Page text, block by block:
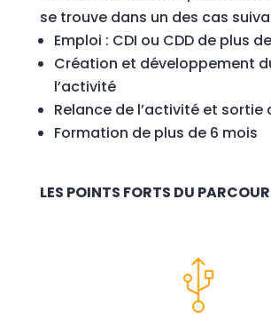
se trouve dans un des cas
Emploi : CDI ou CDD de plus
Création et développement
l’activité
Relance de l’activité et sortie
Formation de plus de 6 mois
LES POINTS FORTS DU